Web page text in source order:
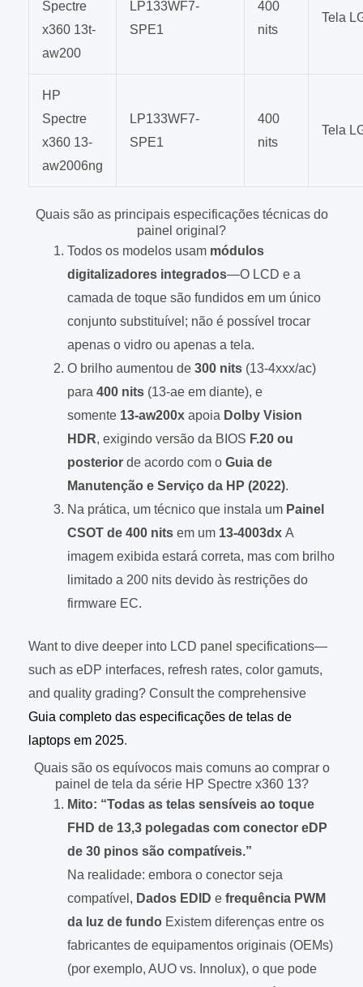
Spectre
x360 13t-
aw200
LP133WF7-
SPE1
400
nits
Tela
HP
Spectre
x360 13-
aw2006ng
LP133WF7-
SPE1
400
nits
Tela
Quais são as principais especificações técnicas do
painel original?
Todos os modelos usam módulos
digitalizadores integrados—O LCD e a
camada de toque são fundidos em um único
conjunto substituível; não é possível trocar
apenas o vidro ou apenas a tela.
O brilho aumentou de 300 nits (13-4xxx/ac)
para 400 nits (13-ae em diante), e
somente 13-aw200x apoia Dolby Vision
HDR, exigindo versão da BIOS F.20 ou
posterior de acordo com o Guia de
Manutenção e Serviço da HP (2022).
Na prática, um técnico que instala um Painel
CSOT de 400 nits em um 13-4003dx A
imagem exibida estará correta, mas com brilho
limitado a 200 nits devido às restrições do
firmware EC.
Want to dive deeper into LCD panel specifications—
such as eDP interfaces, refresh rates, color gamuts,
and quality grading? Consult the comprehensive
Guia completo das especificações de telas de
laptops em 2025.
Quais são os equívocos mais comuns ao comprar o
painel de tela da série HP Spectre x360 13?
Mito: “Todas as telas sensíveis ao toque
FHD de 13,3 polegadas com conector eDP
de 30 pinos são compatíveis.”
Na realidade: embora o conector seja
compatível, Dados EDID e frequência PWM
da luz de fundo Existem diferenças entre os
fabricantes de equipamentos originais (OEMs)
(por exemplo, AUO vs. Innolux), o que pode